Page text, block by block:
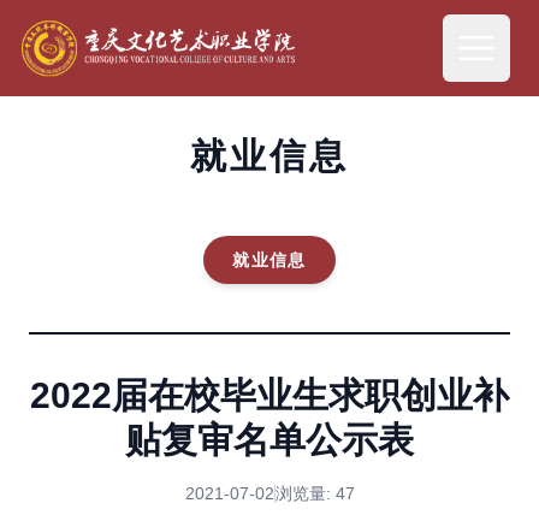
就业信息
就业信息
2022届在校毕业生求职创业补
贴复审名单公示表
2021-07-02浏览量: 47